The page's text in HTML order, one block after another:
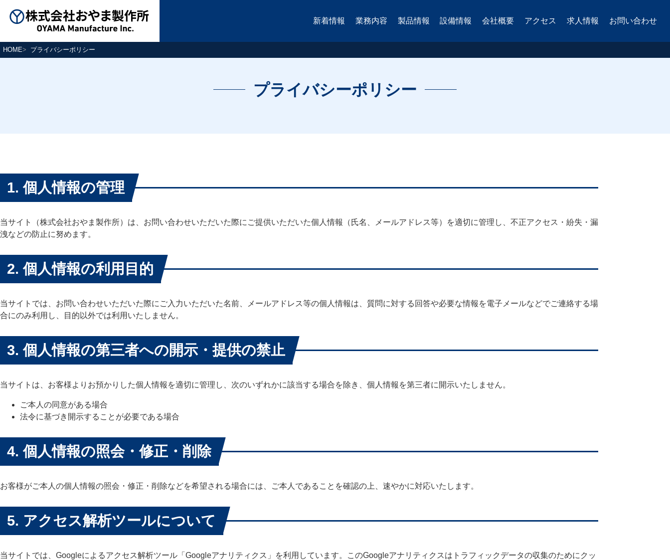
新着情報 業務内容 製品情報 設備情報 会社概要 アクセス 求人情報 お問い合わせ
HOME プライバシーポリシー
プライバシーポリシー
1. 個人情報の管理
当サイト（株式会社おやま製作所）は、お問い合わせいただいた際にご提供いただいた個人情報（氏名、メールアドレス等）を適切に管理し、不正アクセス・紛失・漏
洩などの防止に努めます。
2. 個人情報の利用目的
当サイトでは、お問い合わせいただいた際にご入力いただいた名前、メールアドレス等の個人情報は、質問に対する回答や必要な情報を電子メールなどでご連絡する場
合にのみ利用し、目的以外では利用いたしません。
3. 個人情報の第三者への開示・提供の禁止
当サイトは、お客様よりお預かりした個人情報を適切に管理し、次のいずれかに該当する場合を除き、個人情報を第三者に開示いたしません。
ご本人の同意がある場合
法令に基づき開示することが必要である場合
4. 個人情報の照会・修正・削除
お客様がご本人の個人情報の照会・修正・削除などを希望される場合には、ご本人であることを確認の上、速やかに対応いたします。
5. アクセス解析ツールについて
当サイトでは、Googleによるアクセス解析ツール「Googleアナリティクス」を利用しています。このGoogleアナリティクスはトラフィックデータの収集のためにクッ